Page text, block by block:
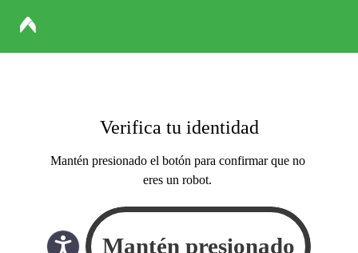
Verifica tu identidad
Mantén presionado el botón para confirmar que no
eres un robot.